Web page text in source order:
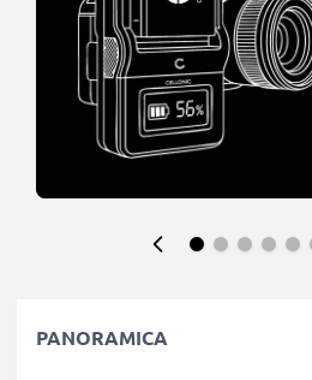
PANORAMICA